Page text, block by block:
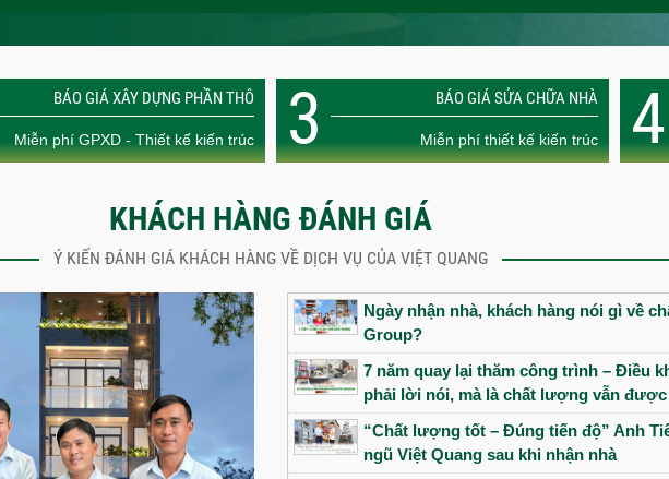
BÁO GIÁ XÂY DỰNG PHẦN THÔ
Miễn phí GPXD - Thiết kế kiến trúc 3 BÁO GIÁ SỬA CHỮA NHÀ
Miễn phí thiết kế kiến trúc 4
KHÁCH HÀNG ĐÁNH GIÁ
Ý KIẾN ĐÁNH GIÁ KHÁCH HÀNG VỀ DỊCH VỤ CỦA VIỆT QUANG
Ngày nhận nhà, khách hàng nói gì về
Group?
7 năm quay lại thăm công trình – Điều
phải lời nói, mà là chất lượng vẫn
“Chất lượng tốt – Đúng tiến độ” Anh
ngũ Việt Quang sau khi nhận nhà